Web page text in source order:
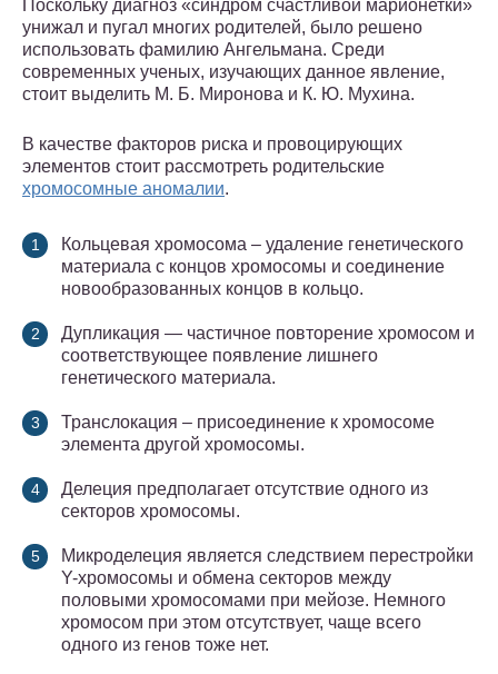
Поскольку диагноз «синдром счастливой марионетки»
унижал и пугал многих родителей, было решено
использовать фамилию Ангельмана. Среди
современных ученых, изучающих данное явление,
стоит выделить М. Б. Миронова и К. Ю. Мухина.
В качестве факторов риска и провоцирующих
элементов стоит рассмотреть родительские
хромосомные аномалии.
Кольцевая хромосома – удаление генетического
материала с концов хромосомы и соединение
новообразованных концов в кольцо.
Дупликация — частичное повторение хромосом и
соответствующее появление лишнего
генетического материала.
Транслокация – присоединение к хромосоме
элемента другой хромосомы.
Делеция предполагает отсутствие одного из
секторов хромосомы.
Микроделеция является следствием перестройки
Y-хромосомы и обмена секторов между
половыми хромосомами при мейозе. Немного
хромосом при этом отсутствует, чаще всего
одного из генов тоже нет.